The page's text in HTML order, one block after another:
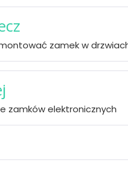
zamek w
zamków elektronicznych